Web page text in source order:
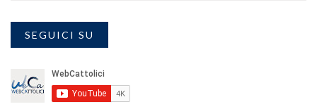
SEGUICI SU